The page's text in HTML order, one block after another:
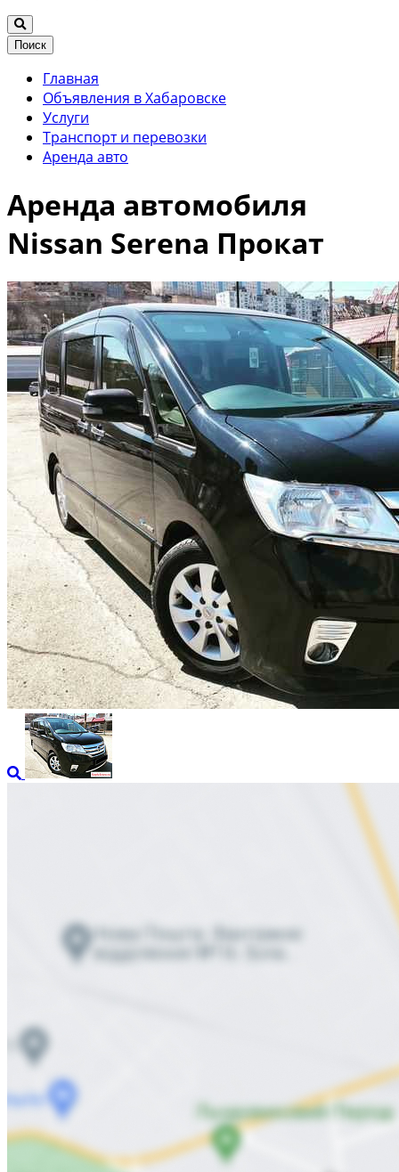
Поиск
Главная
Объявления в Хабаровске
Услуги
Транспорт и перевозки
Аренда авто
Аренда автомобиля
Nissan Serena Прокат